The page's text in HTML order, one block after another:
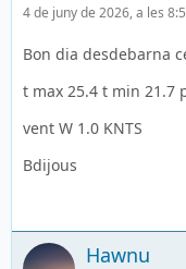
4 de juny de 2026, a les
Bon dia desdebarna
t max 25.4 t min 21.7
vent W 1.0 KNTS
Bdijous
Hawnu